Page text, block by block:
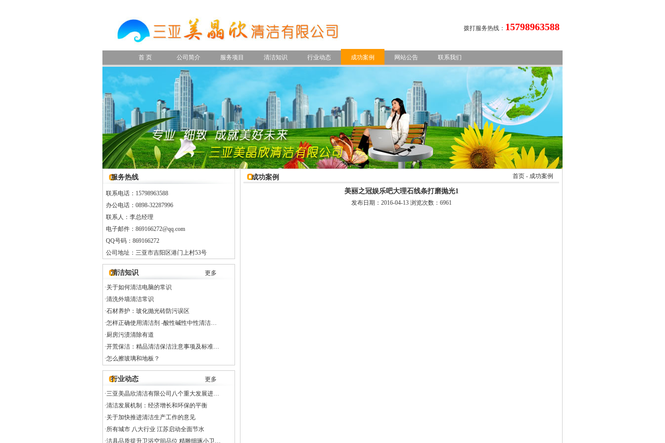
拨打服务热线： 15798963588
首 页 公司简介 服务项目 清洁知识 行业动态 成功案例 网站公告 联系我们
服务热线
联系电话：15798963588
办公电话：0898-32287996
联系人：李总经理
电子邮件：869166272@qq.com
QQ号码：869166272
公司地址：三亚市吉阳区港门上村53号
清洁知识 更多
·关于如何清洁电脑的常识
·清洗外墙清洁常识
·石材养护：玻化抛光砖防污误区
·怎样正确使用清洁剂 -酸性碱性中性清洁…
·厨房污渍清除有道
·开荒保洁：精品清洁保洁注意事项及标准…
·怎么擦玻璃和地板？
行业动态 更多
·三亚美晶欣清洁有限公司八个重大发展进…
·清洁发展机制：经济增长和环保的平衡
·关于加快推进清洁生产工作的意见
·所有城市 八大行业 江苏启动全面节水
·洁具品质提升卫浴空间品位 精雕细琢小卫…
成功案例 首页 - 成功案例
美丽之冠娱乐吧大理石线条打磨抛光1
发布日期：2016-04-13 浏览次数：6961